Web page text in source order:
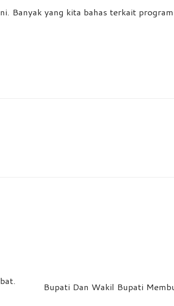
Banyak yang kita bahas terkait
Bupati Dan Wakil Bupati